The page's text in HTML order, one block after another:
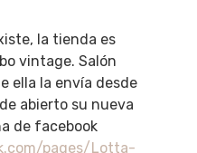
la tienda es
vintage. Salón
ella la envía desde
abierto su nueva
de facebook
pages/Lotta-